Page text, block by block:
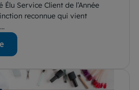
Service Client de l’Année
reconnue qui vient